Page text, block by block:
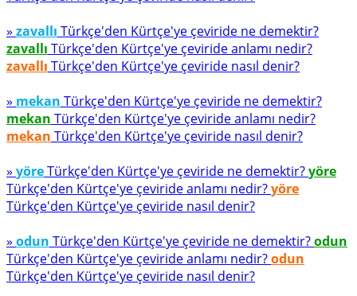
» zavallı Türkçe'den Kürtçe'ye çeviride ne demektir?
zavallı Türkçe'den Kürtçe'ye çeviride anlamı nedir?
zavallı Türkçe'den Kürtçe'ye çeviride nasıl denir?
» mekan Türkçe'den Kürtçe'ye çeviride ne demektir?
mekan Türkçe'den Kürtçe'ye çeviride anlamı nedir?
mekan Türkçe'den Kürtçe'ye çeviride nasıl denir?
» yöreTürkçe'den Kürtçe'ye çeviride ne demektir?yöre
Türkçe'den Kürtçe'ye çeviride anlamı nedir?yöre
Türkçe'den Kürtçe'ye çeviride nasıl denir?
» odun Türkçe'den Kürtçe'ye çeviride ne demektir?odun
Türkçe'den Kürtçe'ye çeviride anlamı nedir?odun
Türkçe'den Kürtçe'ye çeviride nasıl denir?